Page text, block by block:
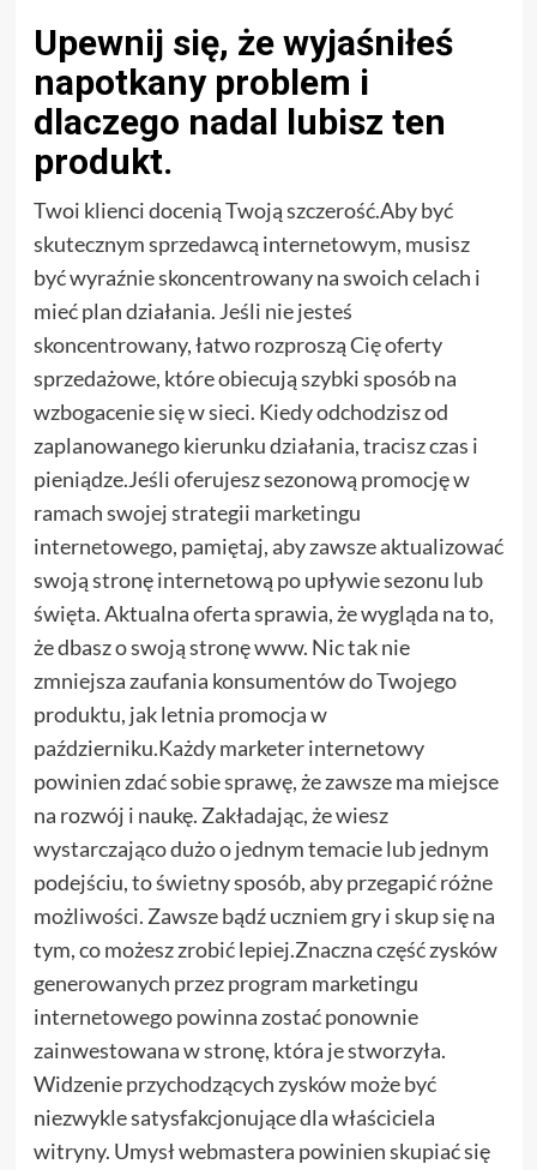
Upewnij się, że wyjaśniłeś
napotkany problem i
dlaczego nadal lubisz ten
produkt.
Twoi klienci docenią Twoją szczerość.Aby być
skutecznym sprzedawcą internetowym, musisz
być wyraźnie skoncentrowany na swoich celach i
mieć plan działania. Jeśli nie jesteś
skoncentrowany, łatwo rozproszą Cię oferty
sprzedażowe, które obiecują szybki sposób na
wzbogacenie się w sieci. Kiedy odchodzisz od
zaplanowanego kierunku działania, tracisz czas i
pieniądze.Jeśli oferujesz sezonową promocję w
ramach swojej strategii marketingu
internetowego, pamiętaj, aby zawsze aktualizować
swoją stronę internetową po upływie sezonu lub
święta. Aktualna oferta sprawia, że ​​wygląda na to,
że dbasz o swoją stronę www. Nic tak nie
zmniejsza zaufania konsumentów do Twojego
produktu, jak letnia promocja w
październiku.Każdy marketer internetowy
powinien zdać sobie sprawę, że zawsze ma miejsce
na rozwój i naukę. Zakładając, że wiesz
wystarczająco dużo o jednym temacie lub jednym
podejściu, to świetny sposób, aby przegapić różne
możliwości. Zawsze bądź uczniem gry i skup się na
tym, co możesz zrobić lepiej.Znaczna część zysków
generowanych przez program marketingu
internetowego powinna zostać ponownie
zainwestowana w stronę, która je stworzyła.
Widzenie przychodzących zysków może być
niezwykle satysfakcjonujące dla właściciela
witryny. Umysł webmastera powinien skupiać się